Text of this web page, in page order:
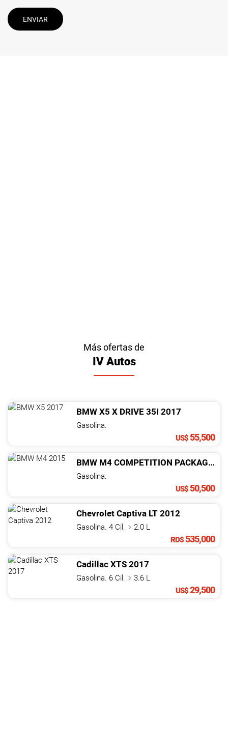
ENVIAR
Más ofertas de
IV Autos
BMW X5 X DRIVE 35I 2017
Gasolina.
US$55,500
BMW M4 COMPETITION PACKAGE
Gasolina.
US$50,500
Chevrolet Captiva LT 2012
Gasolina. 4 Cil.
2.0 L
RD$535,000
Cadillac XTS 2017
Gasolina. 6 Cil.
3.6 L
US$29,500